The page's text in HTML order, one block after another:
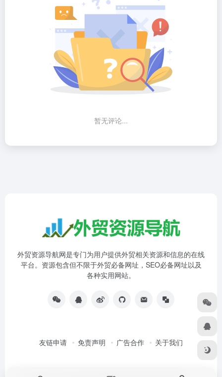
暂无评论...
外贸资源导航网是专门为用户提供外贸相关资源和信息的在线
平台。资源包含但不限于外贸必备网址，SEO必备网址以及
各种实用网站。
友链申请 免责声明 广告合作 关于我们